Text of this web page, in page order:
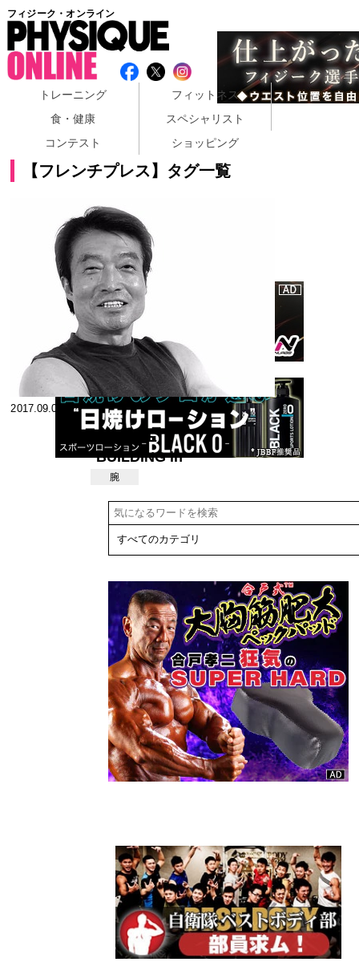
フィジーク・オンライン
トレーニング
フィットネス
食・健康
スペシャリスト
コンテスト
ショッピング
【フレンチプレス】タグ一覧
2017.09.06
MUSCLE
BUILDING in
MY HOME
ボディビルダ
ーを目指そ
う！！ ０円
ームボディビ
ル 第14 回バ
ーベルを使っ
たホーム・ト
レーニング
〈その５〉
腕